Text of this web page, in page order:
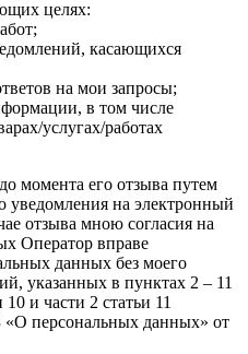
целях:
касающихся
на мои запросы;
в том числе
услугах/работах
момента его отзыва путем
уведомления на электронный
отзыва мною согласия на
Оператор вправе
данных без моего
указанных в пунктах 2 – 11
10 и части 2 статьи 11
персональных данных» от